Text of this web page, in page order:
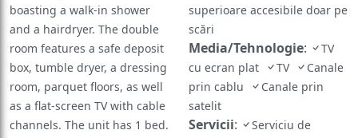
boasting a walk-in shower
and a hairdryer. The double
room features a safe deposit
box, tumble dryer, a dressing
room, parquet floors, as well
as a flat-screen TV with cable
channels. The unit has 1 bed.
superioare accesibile doar pe
scări
Media/Tehnologie:
TV
cu ecran plat
TV
Canale
prin cablu
Canale prin
satelit
Servicii:
Serviciu de